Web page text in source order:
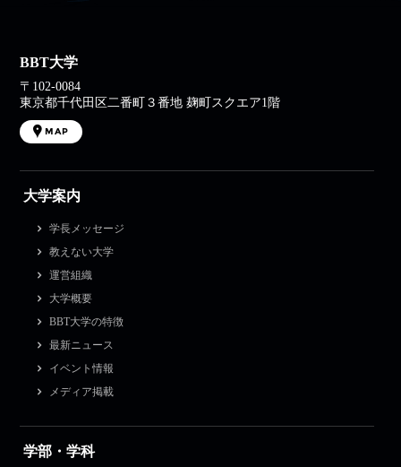
BBT大学
〒102-0084
東京都千代田区二番町３番地 麹町スクエア1階
MAP
大学案内
学長メッセージ
教えない大学
運営組織
大学概要
BBT大学の特徴
最新ニュース
イベント情報
メディア掲載
学部・学科